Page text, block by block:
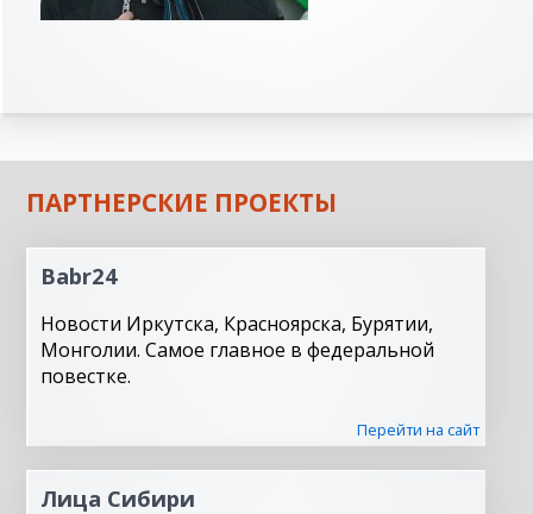
ПАРТНЕРСКИЕ ПРОЕКТЫ
Babr24
Новости Иркутска, Красноярска, Бурятии,
Монголии. Самое главное в федеральной
повестке.
Перейти на сайт
Лица Сибири